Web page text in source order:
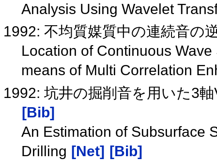
Analysis Using Wavelet
1992: 不均質媒質中の連続音の
Location of Continuous
means of Multi Correlation
1992: 坑井の掘削音を用いた3
[Bib]
An Estimation of Subsurface
Drilling [Net] [Bib]